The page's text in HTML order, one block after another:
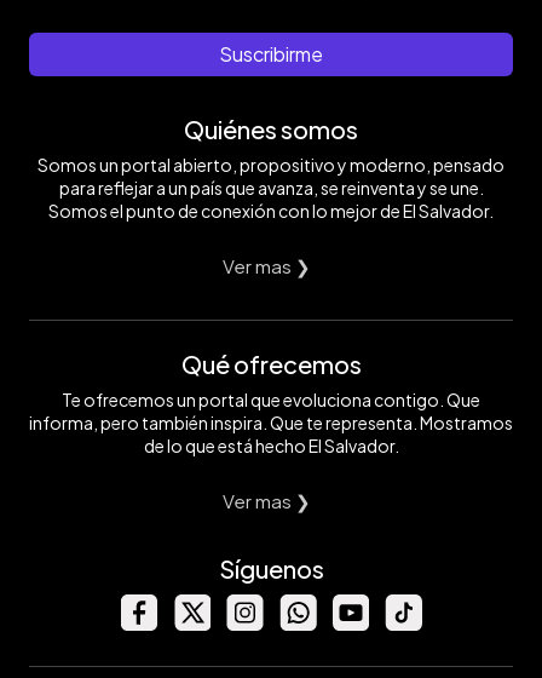
Suscribirme
Quiénes somos
Somos un portal abierto, propositivo y moderno, pensado
para reflejar a un país que avanza, se reinventa y se une.
Somos el punto de conexión con lo mejor de El Salvador.
Ver mas ❯
Qué ofrecemos
Te ofrecemos un portal que evoluciona contigo. Que
informa, pero también inspira. Que te representa. Mostramos
de lo que está hecho El Salvador.
Ver mas ❯
Síguenos